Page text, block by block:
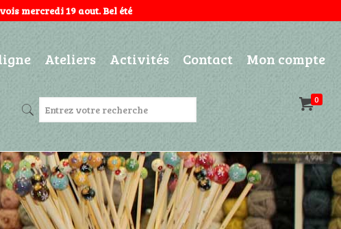
mercredi 19 aout. Bel été
Ateliers Activités Contact Mon compte
0